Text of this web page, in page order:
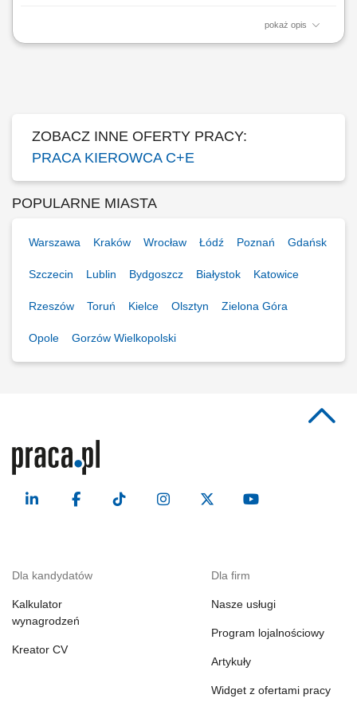
pokaż opis
Bezpieczny transport materiałów budowlanych, ciężkich maszyn oraz
ZOBACZ INNE OFERTY PRACY:
PRACA KIEROWCA C+E
POPULARNE MIASTA
Warszawa Kraków Wrocław Łódź Poznań Gdańsk
Szczecin Lublin Bydgoszcz Białystok Katowice
Rzeszów Toruń Kielce Olsztyn Zielona Góra
Opole Gorzów Wielkopolski
Dla kandydatów
Kalkulator
wynagrodzeń
Kreator CV
Dla firm
Nasze usługi
Program lojalnościowy
Artykuły
Widget z ofertami pracy